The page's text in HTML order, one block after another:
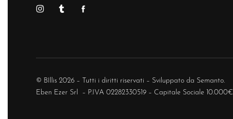
© BIllis 2026 – Tutti i diritti riservati – Sviluppato da Semanto.
Eben Ezer Srl – P.IVA 02282330519 – Capitale Sociale 10.000€